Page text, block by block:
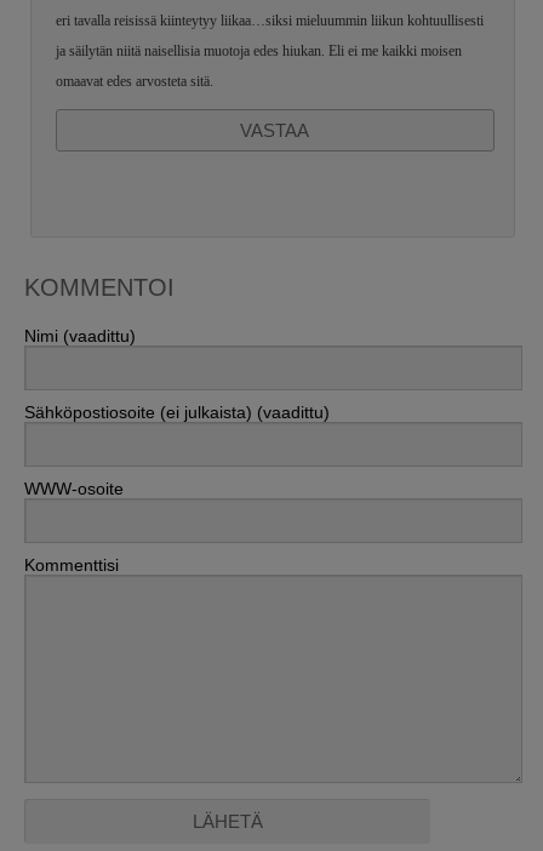
eri tavalla reisissä kiinteytyy liikaa…siksi mieluummin liikun kohtuullisesti
ja säilytän niitä naisellisia muotoja edes hiukan. Eli ei me kaikki moisen
omaavat edes arvosteta sitä.
VASTAA
KOMMENTOI
Nimi (vaadittu)
Sähköpostiosoite (ei julkaista) (vaadittu)
WWW-osoite
Kommenttisi